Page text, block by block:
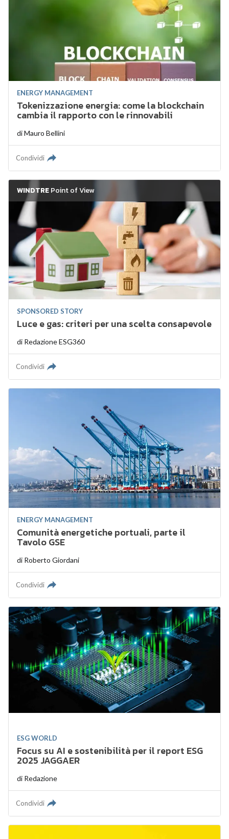
ENERGY MANAGEMENT
Tokenizzazione energia: come la blockchain
cambia il rapporto con le rinnovabili
diMauro Bellini
Condividi
WINDTREPoint of View
SPONSORED STORY
Luce e gas: criteri per una scelta consapevole
di Redazione ESG360
Condividi
ENERGY MANAGEMENT
Comunità energetiche portuali, parte il
Tavolo GSE
di Roberto Giordani
Condividi
ESG WORLD
Focus su AI e sostenibilità per il report ESG
2025 JAGGAER
di Redazione
Condividi